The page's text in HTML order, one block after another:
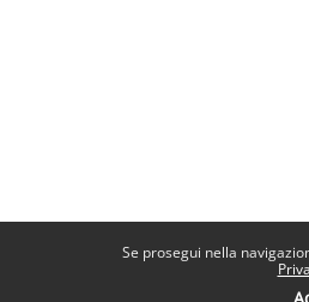
Se prosegui nella